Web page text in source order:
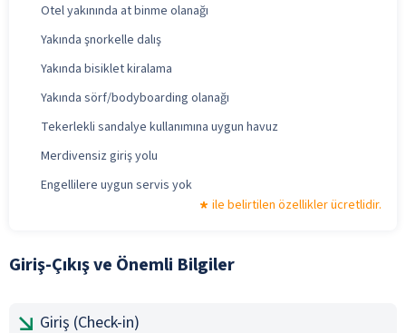
Otel yakınında at binme olanağı
Yakında şnorkelle dalış
Yakında bisiklet kiralama
Yakında sörf/bodyboarding olanağı
Tekerlekli sandalye kullanımına uygun havuz
Merdivensiz giriş yolu
Engellilere uygun servis yok
ile belirtilen özellikler ücretlidir.
Giriş-Çıkış ve Önemli Bilgiler
Giriş (Check-in)